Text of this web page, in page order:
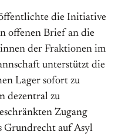
die Initiative
offenen Brief an die
der Fraktionen im
unterstützt die
Lager sofort zu
dezentral zu
Zugang
Grundrecht auf Asyl